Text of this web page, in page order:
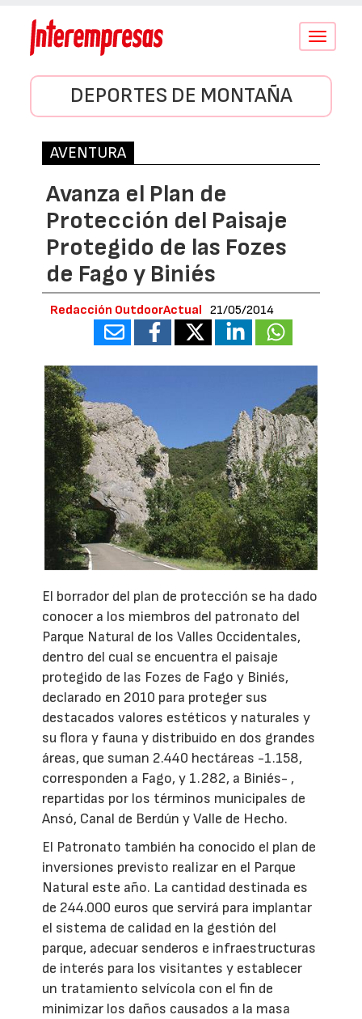
Conmutar
DEPORTES DE MONTAÑA
AVENTURA
Avanza el Plan de
Protección del Paisaje
Protegido de las Fozes
de Fago y Biniés
Redacción OutdoorActual 21/05/2014
El borrador del plan de protección se ha dado
conocer a los miembros del patronato del
Parque Natural de los Valles Occidentales,
dentro del cual se encuentra el paisaje
protegido de las Fozes de Fago y Biniés,
declarado en 2010 para proteger sus
destacados valores estéticos y naturales y
su flora y fauna y distribuido en dos grandes
áreas, que suman 2.440 hectáreas -1.158,
corresponden a Fago, y 1.282, a Biniés- ,
repartidas por los términos municipales de
Ansó, Canal de Berdún y Valle de Hecho.
El Patronato también ha conocido el plan de
inversiones previsto realizar en el Parque
Natural este año. La cantidad destinada es
de 244.000 euros que servirá para implantar
el sistema de calidad en la gestión del
parque, adecuar senderos e infraestructuras
de interés para los visitantes y establecer
un tratamiento selvícola con el fin de
minimizar los daños causados a la masa